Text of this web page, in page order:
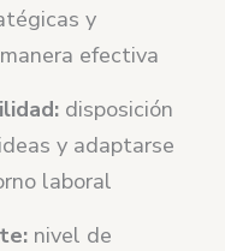
y
efectiva
disposición
y adaptarse
laboral
nivel de